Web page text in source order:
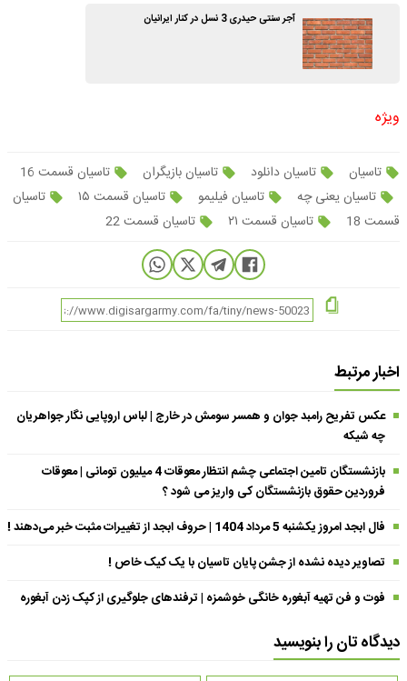
آجر سنتی حیدری 3 نسل در کنار ایرانیان
ویژه
تاسیان تاسیان دانلود تاسیان بازیگران
تاسیان قسمت 16
تاسیان یعنی چه
تاسیان فیلیمو تاسیان قسمت ۱۵
تاسیان
قسمت 18
تاسیان قسمت ۲۱ تاسیان قسمت 22
اخبار مرتبط
عکس تفریح رامبد جوان و همسر سومش در خارج | لباس اروپایی نگار جواهریان
چه شیکه
بازنشستگان تامین اجتماعی چشم انتظار معوقات 4 میلیون تومانی | معوقات
فروردین حقوق بازنشستگان کی واریز می شود ؟
فال ابجد امروز یکشنبه 5 مرداد 1404 | حروف ابجد از تغییرات مثبت خبر می‌دهند !
تصاویر دیده نشده از جشن پایان تاسیان با یک کیک خاص !
فوت و فن تهیه آبغوره خانگی خوشمزه | ترفندهای جلوگیری از کپک زدن آبغوره
دیدگاه تان را بنویسید